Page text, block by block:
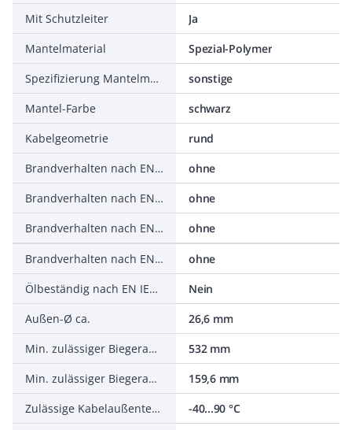
Mit Schutzleiter
Ja
Mantelmaterial
Spezial-Polymer
Spezifizierung Mantelmaterial
sonstige
Mantel-Farbe
schwarz
Kabelgeometrie
rund
Brandverhalten nach EN 13501-6: Klasse
ohne
Brandverhalten nach EN 13501-6: Rauchentwicklung
ohne
Brandverhalten nach EN 13501-6: Abtropfverhalten
ohne
Brandverhalten nach EN 13501-6: Säureentwicklung
ohne
Ölbeständig nach EN IEC 60811-404
Nein
Außen-Ø ca.
26,6 mm
Min. zulässiger Biegeradius, flexibler Einsatz/freie Bewegung
532 mm
Min. zulässiger Biegeradius, stationärer Einsatz/fest verlegt
159,6 mm
Zulässige Kabelaußentemperatur bei Montage/Handling
-40...90 °C